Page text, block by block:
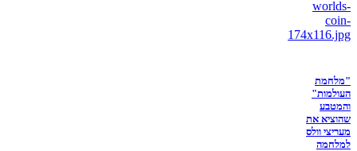
"מלחמת
העולמות"
והמטבע
שהוציא את
מעריצי וולס
למלחמה